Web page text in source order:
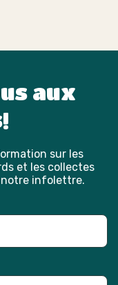
aux
sur les
et les collectes
notre infolettre.